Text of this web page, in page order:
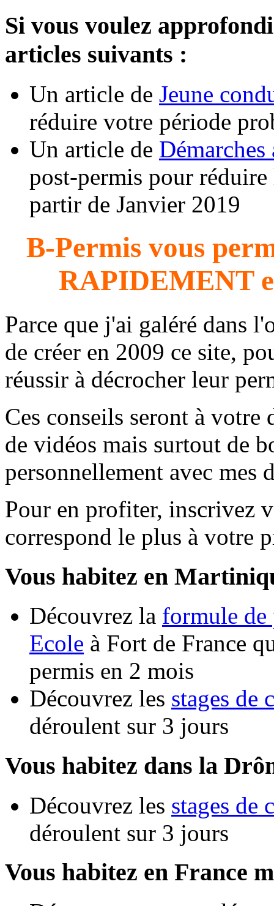
Si vous voulez
articles suivants :
Un article de Jeune
réduire votre période
Un article de
post-permis pour
partir de Janvier 2019
B-Permis vous
RAPIDEMENT
Parce que j'ai galéré dans
de créer en 2009 ce site,
réussir à décrocher leur
Ces conseils seront à
de vidéos mais surtout de
personnellement avec mes
Pour en profiter, inscrivez
correspond le plus à votre
Vous habitez en
Découvrez la formule de
Ecole à Fort de France
permis en 2 mois
Découvrez les stages de
déroulent sur 3 jours
Vous habitez dans la
Découvrez les stages de
déroulent sur 3 jours
Vous habitez en France